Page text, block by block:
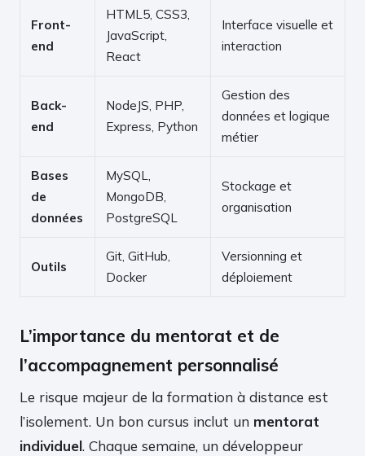
Front-
end
HTML5, CSS3,
JavaScript,
React
Interface visuelle et
interaction
Back-
end
NodeJS, PHP,
Express, Python
Gestion des
données et logique
métier
Bases
de
données
MySQL,
MongoDB,
PostgreSQL
Stockage et
organisation
Outils
Git, GitHub,
Docker
Versionning et
déploiement
L’importance du mentorat et de
l’accompagnement personnalisé
Le risque majeur de la formation à distance est
l’isolement. Un bon cursus inclut un mentorat
individuel. Chaque semaine, un développeur